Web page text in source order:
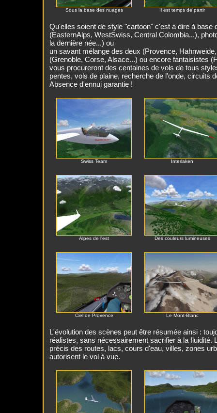
Sous la base des nuages Il est temps de partir
Qu'elles soient de style "cartoon" c'est à dire à base
(EasternAlps, WestSwiss, Central Colombia...),
la dernière née...) ou
un savant mélange des deux (Provence,
(Grenoble, Corse, Alsace...) ou encore fantaisistes
vous procureront des centaines de vols de tous
pentes, vols de plaine, recherche de l'onde, circuits
Absence d'ennui garantie !
Swiss Team Interlaken
Alpes de l'est Des couleurs lumineuses
Ciel de Provence Le Mont-Blanc
L'évolution des scènes peut être résumée ainsi :
réalistes, sans nécessairement sacrifier à la fluidité.
précis des routes, lacs, cours d'eau, villes, zones
autorisent le vol à vue.